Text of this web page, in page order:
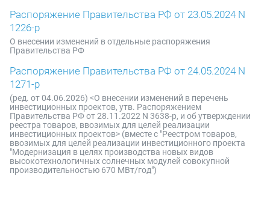
Распоряжение Правительства РФ от 23.05.2024 N
1226-р
О внесении изменений в отдельные распоряжения
Правительства РФ
Распоряжение Правительства РФ от 24.05.2024 N
1271-р
(ред. от 04.06.2026) <О внесении изменений в перечень
инвестиционных проектов, утв. Распоряжением
Правительства РФ от 28.11.2022 N 3638-р, и об утверждении
реестра товаров, ввозимых для целей реализации
инвестиционных проектов> (вместе с "Реестром товаров,
ввозимых для целей реализации инвестиционного проекта
"Модернизация в целях производства новых видов
высокотехнологичных солнечных модулей совокупной
производительностью 670 МВт/год")